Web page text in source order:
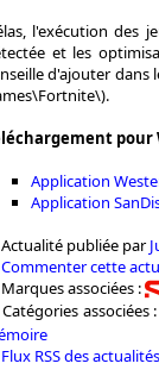
l'exécution des
et les
d'ajouter dans
pour
Application
Application
Actualité publiée par
Commenter cette
Marques associées :
Catégories associées
Flux RSS des